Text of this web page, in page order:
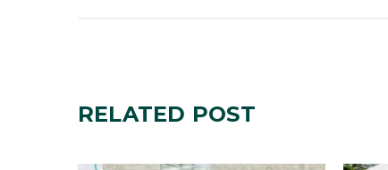
RELATED POST